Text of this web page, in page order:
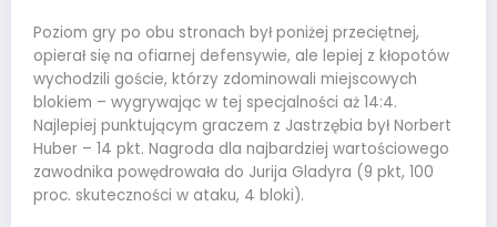
Poziom gry po obu stronach był poniżej przeciętnej,
opierał się na ofiarnej defensywie, ale lepiej z kłopotów
wychodzili goście, którzy zdominowali miejscowych
blokiem – wygrywając w tej specjalności aż 14:4.
Najlepiej punktującym graczem z Jastrzębia był Norbert
Huber – 14 pkt. Nagroda dla najbardziej wartościowego
zawodnika powędrowała do Jurija Gladyra (9 pkt, 100
proc. skuteczności w ataku, 4 bloki).